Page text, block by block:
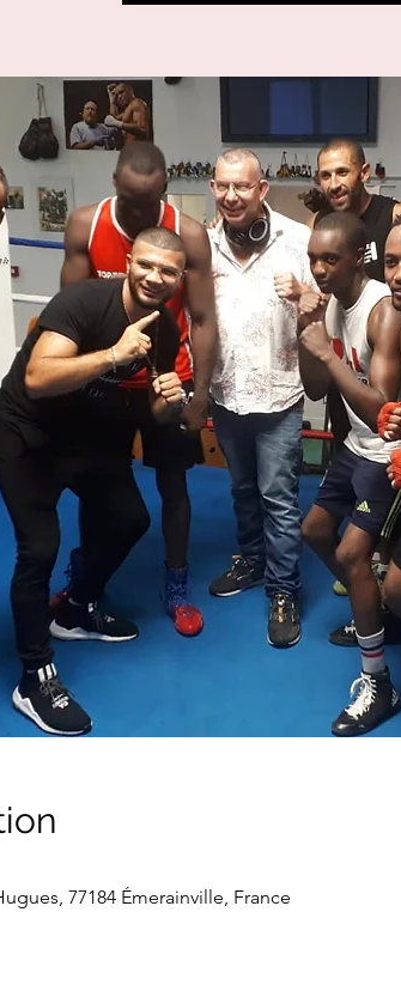
77184 Émerainville, France